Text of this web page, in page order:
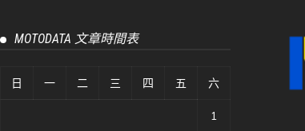
MOTODATA 文章時間表
日 一 二 三 四 五 六
1